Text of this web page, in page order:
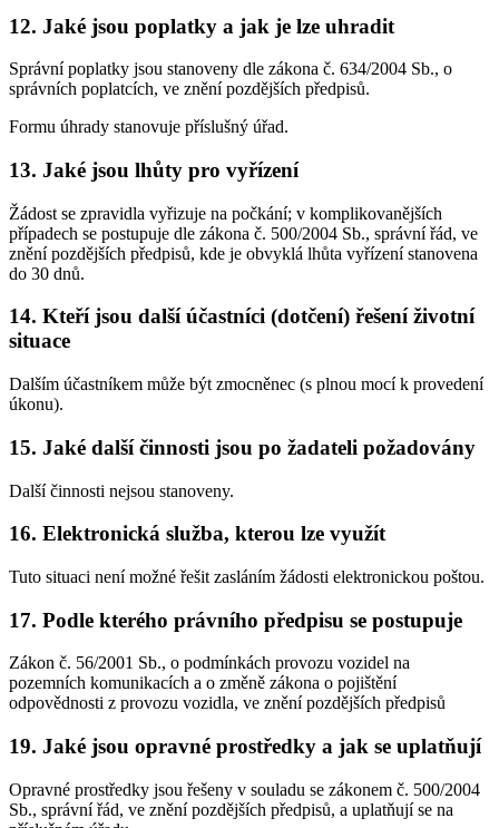
12. Jaké jsou poplatky a jak je lze uhradit
Správní poplatky jsou stanoveny dle zákona č. 634/2004 Sb., o
správních poplatcích, ve znění pozdějších předpisů.
Formu úhrady stanovuje příslušný úřad.
13. Jaké jsou lhůty pro vyřízení
Žádost se zpravidla vyřizuje na počkání; v komplikovanějších
případech se postupuje dle zákona č. 500/2004 Sb., správní řád, ve
znění pozdějších předpisů, kde je obvyklá lhůta vyřízení stanovena
do 30 dnů.
14. Kteří jsou další účastníci (dotčení) řešení životní
situace
Dalším účastníkem může být zmocněnec (s plnou mocí k provedení
úkonu).
15. Jaké další činnosti jsou po žadateli požadovány
Další činnosti nejsou stanoveny.
16. Elektronická služba, kterou lze využít
Tuto situaci není možné řešit zasláním žádosti elektronickou poštou.
17. Podle kterého právního předpisu se postupuje
Zákon č. 56/2001 Sb., o podmínkách provozu vozidel na
pozemních komunikacích a o změně zákona o pojištění
odpovědnosti z provozu vozidla, ve znění pozdějších předpisů
19. Jaké jsou opravné prostředky a jak se uplatňují
Opravné prostředky jsou řešeny v souladu se zákonem č. 500/2004
Sb., správní řád, ve znění pozdějších předpisů, a uplatňují se na